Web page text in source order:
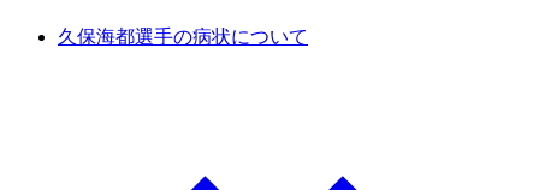
久保海都選手の病状について